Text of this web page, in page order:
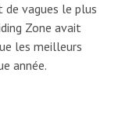
vagues le plus
Zone avait
les meilleurs
année.